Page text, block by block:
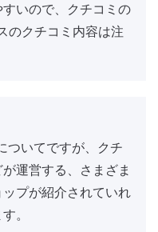
いので、クチコミの
のクチコミ内容は注
ついてですが、クチ
運営する、さまざま
プが紹介されていれ
。